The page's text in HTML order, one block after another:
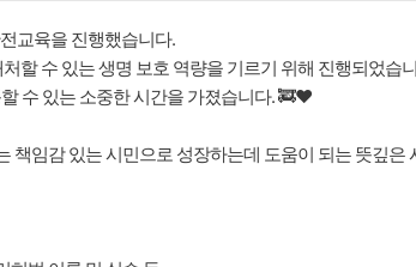
교육을 진행했습니다.
할 수 있는 생명 보호 역량을 기르기 위해 진행되었습
수 있는 소중한 시간을 가졌습니다. 🚒❤️
책임감 있는 시민으로 성장하는데 도움이 되는 뜻깊은